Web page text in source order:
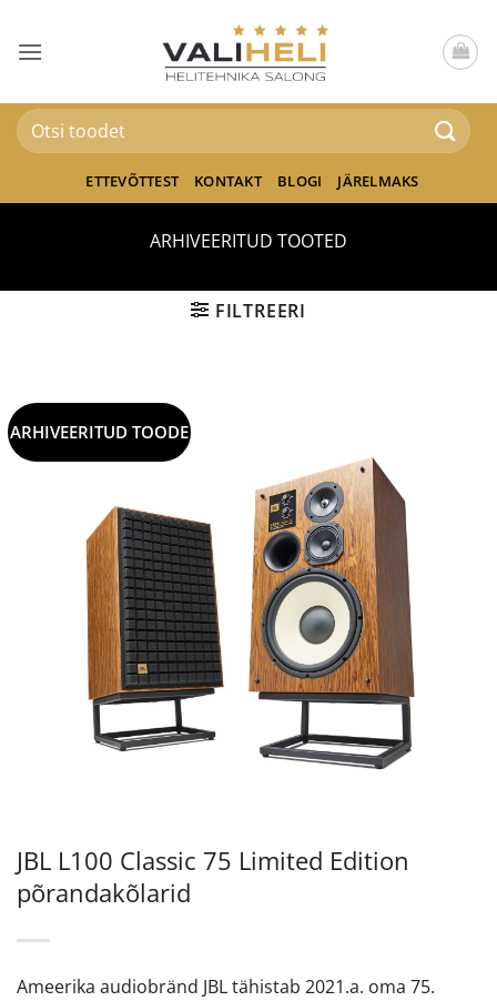
content
Otsi:
ETTEVÕTTEST KONTAKT BLOGI JÄRELMAKS
ARHIVEERITUD TOOTED
FILTREERI
ARHIVEERITUD TOODE
JBL L100 Classic 75 Limited Edition
põrandakõlarid
Ameerika audiobränd JBL tähistab 2021.a. oma 75.